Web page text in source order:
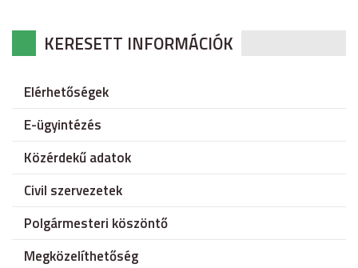
KERESETT INFORMÁCIÓK
Elérhetőségek
E-ügyintézés
Közérdekű adatok
Civil szervezetek
Polgármesteri köszöntő
Megközelíthetőség